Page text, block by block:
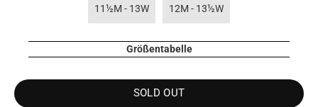
11½M - 13W 12M - 13½W
Größentabelle
SOLD OUT